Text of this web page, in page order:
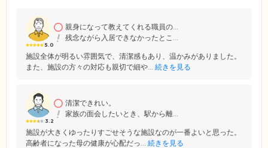
5.0
親身になって教えてくれる職員の...
残念ながら入居できなかったとこ...
施設全体が明るい雰囲気で、清潔感もあり、温かみがありました。
また、施設の方々の対応も親切で細や... 続きを見る
3.2
清潔できれい。
家族の面会したいとき、駅から離...
施設が大きくゆったりすごせそうな施設なのが一番よいと思った。
高齢者になった母の健康が心配だっ... 続きを見る